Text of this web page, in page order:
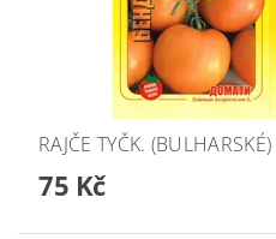
RAJČE TYČK.
75 Kč